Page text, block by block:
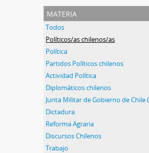
materia
Todos
Políticos/as chilenos/as
Política
Partidos Políticos chilenos
Actividad Política
Diplomáticos chilenos
Dictadura
Reforma Agraria
Discursos Chilenos
Trabajo